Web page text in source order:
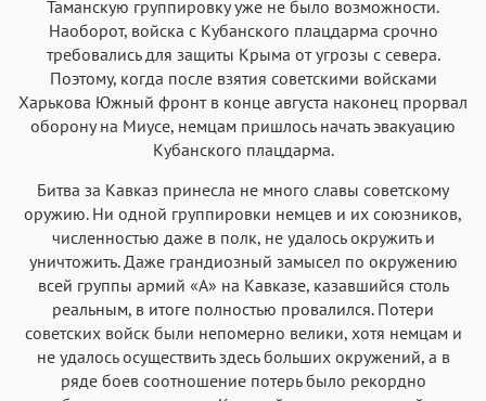
Таманскую группировку уже не было возможности.
Наоборот, войска с Кубанского плацдарма срочно
требовались для защиты Крыма от угрозы с севера.
Поэтому, когда после взятия советскими войсками
Харькова Южный фронт в конце августа наконец прорвал
оборону на Миусе, немцам пришлось начать эвакуацию
Кубанского плацдарма.
Битва за Кавказ принесла не много славы советскому
оружию. Ни одной группировки немцев и их союзников,
численностью даже в полк, не удалось окружить и
уничтожить. Даже грандиозный замысел по окружению
всей группы армий «А» на Кавказе, казавшийся столь
реальным, в итоге полностью провалился. Потери
советских войск были непомерно велики, хотя немцам и
не удалось осуществить здесь больших окружений, а в
ряде боев соотношение потерь было рекордно